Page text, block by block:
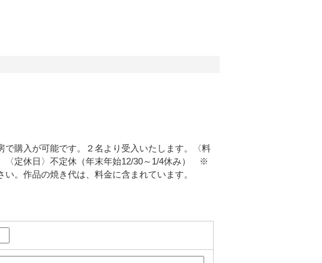
購入が可能です。２名より受入いたします。〈料
定休日〉不定休（年末年始12/30～1/4休み） ※
。作品の焼き代は、料金に含まれています。